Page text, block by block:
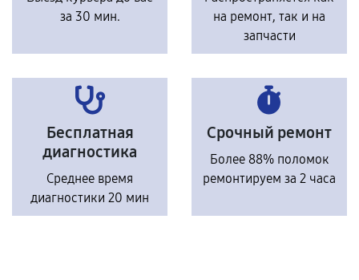
за 30 мин.
на ремонт, так и на
запчасти
Бесплатная
диагностика
Среднее время
диагностики 20 мин
Срочный ремонт
Более 88% поломок
ремонтируем за 2 часа